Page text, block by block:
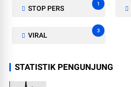
STOP PERS
1
VIRAL
3
STATISTIK PENGUNJUNG